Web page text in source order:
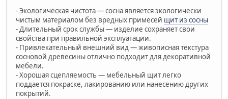
- Экологическая чистота — сосна является экологически
чистым материалом без вредных примесей щит из сосны
- Длительный срок службы — изделие сохраняет свои
свойства при правильной эксплуатации.
- Привлекательный внешний вид — живописная текстура
сосновой древесины отлично подходит для декоративной
мебели.
- Хорошая сцепляемость — мебельный щит легко
поддается покраске, лакированию или нанесению других
покрытий.